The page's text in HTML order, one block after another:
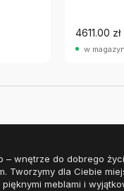
4611.00 zł
w
– wnętrze do dobrego
Tworzymy dla Ciebie
pięknymi meblami i